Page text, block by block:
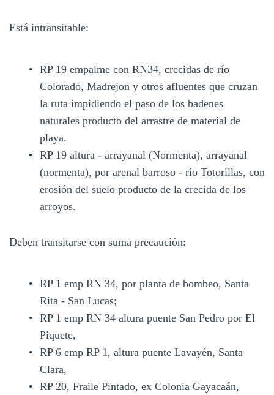
Está intransitable:
RP 19 empalme con RN34, crecidas de río
Colorado, Madrejon y otros afluentes que cruzan
la ruta impidiendo el paso de los badenes
naturales producto del arrastre de material de
playa.
RP 19 altura - arrayanal (Normenta), arrayanal
(normenta), por arenal barroso - río Totorillas, con
erosión del suelo producto de la crecida de los
arroyos.
Deben transitarse con suma precaución:
RP 1 emp RN 34, por planta de bombeo, Santa
Rita - San Lucas;
RP 1 emp RN 34 altura puente San Pedro por El
Piquete,
RP 6 emp RP 1, altura puente Lavayén, Santa
Clara,
RP 20, Fraile Pintado, ex Colonia Gayacaán,